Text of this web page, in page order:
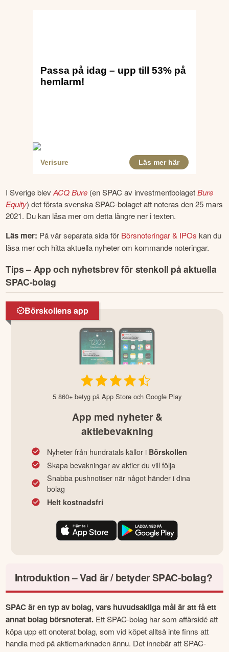
I Sverige blev ACQ Bure (en SPAC av investmentbolaget Bure
Equity) det första svenska SPAC-bolaget att noteras den 25 mars
2021. Du kan läsa mer om detta längre ner i texten.
Läs mer: På vår separata sida för Börsnoteringar & IPOs kan du
läsa mer och hitta aktuella nyheter om kommande noteringar.
Tips – App och nyhetsbrev för stenkoll på aktuella
SPAC-bolag
Börskollens app
5 860+ betyg på App Store och Google Play
App med nyheter &
aktiebevakning
Nyheter från hundratals källor i Börskollen
Skapa bevakningar av aktier du vill följa
Snabba pushnotiser när något händer i dina
bolag
Helt kostnadsfri
Introduktion – Vad är / betyder SPAC-bolag?
SPAC är en typ av bolag, vars huvudsakliga mål är att få ett
annat bolag börsnoterat. Ett SPAC-bolag har som affärsidé att
köpa upp ett onoterat bolag, som vid köpet alltså inte finns att
handla med på aktiemarknaden ännu. Det innebär att SPAC-